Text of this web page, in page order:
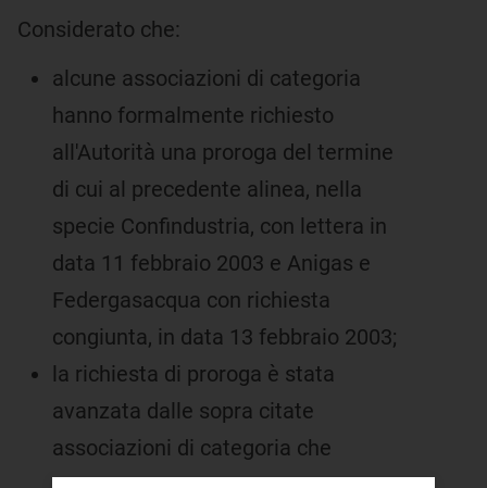
Considerato che:
alcune associazioni di categoria
hanno formalmente richiesto
all'Autorità una proroga del termine
di cui al precedente alinea, nella
specie Confindustria, con lettera in
data 11 febbraio 2003 e Anigas e
Federgasacqua con richiesta
congiunta, in data 13 febbraio 2003;
la richiesta di proroga è stata
avanzata dalle sopra citate
associazioni di categoria che